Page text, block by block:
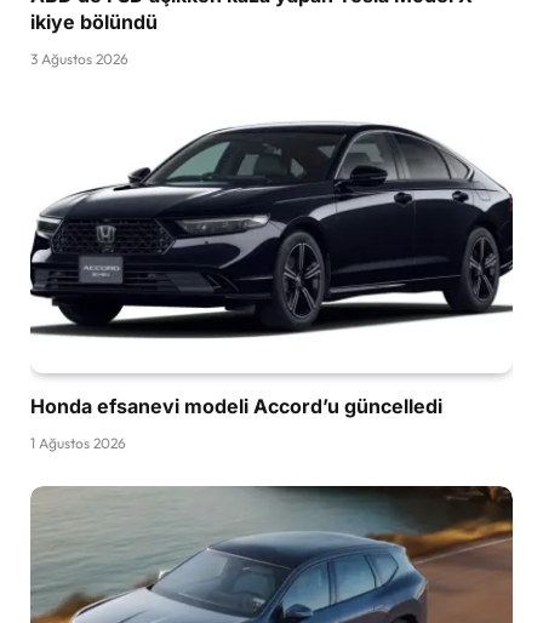
ikiye bölündü
3 Ağustos 2026
Honda efsanevi modeli Accord’u güncelledi
1 Ağustos 2026